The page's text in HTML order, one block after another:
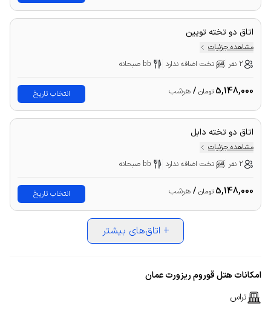
اتاق دو تخته تویین
مشاهده جزئیات
2 نفر
تخت اضافه ندارد bb صبحانه
5,148,000 تومان /هرشب انتخاب تاریخ
اتاق دو تخته دابل
مشاهده جزئیات
2 نفر
تخت اضافه ندارد bb صبحانه
5,148,000 تومان /هرشب انتخاب تاریخ
+ اتاق‌های بیشتر
امکانات هتل قوروم ریزورت عمان
تراس